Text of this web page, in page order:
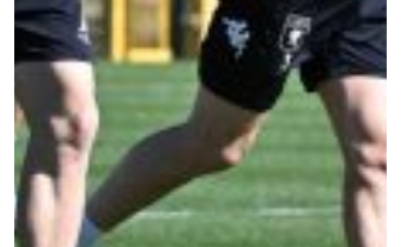
Robe di Kappa x Genoa
Vintage Collection
Red&Blue Voices
Kids